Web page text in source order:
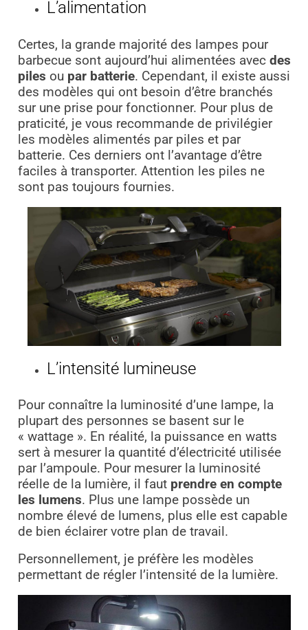
L’alimentation
Certes, la grande majorité des lampes pour
barbecue sont aujourd’hui alimentées avec des
piles ou par batterie. Cependant, il existe aussi
des modèles qui ont besoin d’être branchés
sur une prise pour fonctionner. Pour plus de
praticité, je vous recommande de privilégier
les modèles alimentés par piles et par
batterie. Ces derniers ont l’avantage d’être
faciles à transporter. Attention les piles ne
sont pas toujours fournies.
L’intensité lumineuse
Pour connaître la luminosité d’une lampe, la
plupart des personnes se basent sur le
« wattage ». En réalité, la puissance en watts
sert à mesurer la quantité d’électricité utilisée
par l’ampoule. Pour mesurer la luminosité
réelle de la lumière, il faut prendre en compte
les lumens. Plus une lampe possède un
nombre élevé de lumens, plus elle est capable
de bien éclairer votre plan de travail.
Personnellement, je préfère les modèles
permettant de régler l’intensité de la lumière.